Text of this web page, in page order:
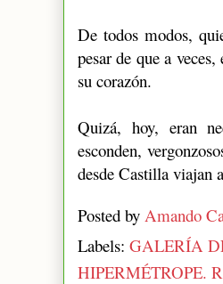
De todos modos,
pesar de que a
su corazón.
Quizá, hoy, eran
esconden,
desde Castilla viajan
Posted by Amando
Labels: GALERÍA
HIPERMÉTROPE.